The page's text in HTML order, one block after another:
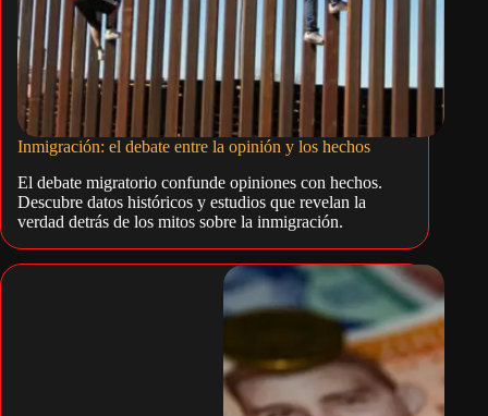
Inmigración: el debate entre la opinión y los hechos
El debate migratorio confunde opiniones con hechos.
Descubre datos históricos y estudios que revelan la
verdad detrás de los mitos sobre la inmigración.